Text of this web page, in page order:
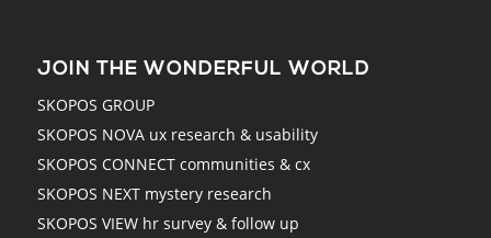
JOIN THE WONDERFUL WORLD
SKOPOS GROUP
SKOPOS NOVA ux research & usability
SKOPOS CONNECT communities & cx
SKOPOS NEXT mystery research
SKOPOS VIEW hr survey & follow up